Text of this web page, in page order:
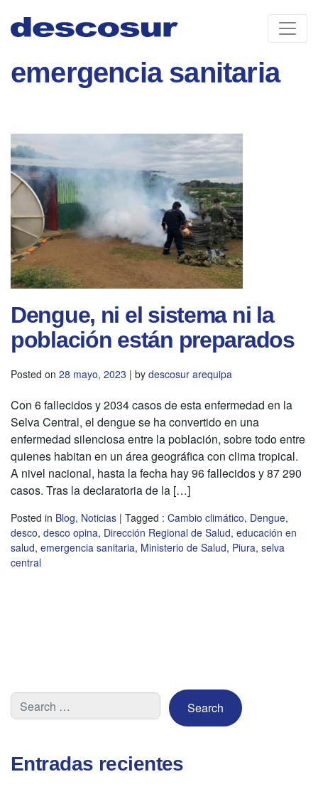
content
emergencia sanitaria
Dengue, ni el sistema ni la
población están preparados
Posted on 28 mayo, 2023 | by descosur arequipa
Con 6 fallecidos y 2034 casos de esta enfermedad en la
Selva Central, el dengue se ha convertido en una
enfermedad silenciosa entre la población, sobre todo entre
quienes habitan en un área geográfica con clima tropical.
A nivel nacional, hasta la fecha hay 96 fallecidos y 87 290
casos. Tras la declaratoria de la […]
Posted in Blog, Noticias | Tagged : Cambio climático, Dengue,
desco, desco opina, Dirección Regional de Salud, educación en
salud, emergencia sanitaria, Ministerio de Salud, Piura, selva
central
Entradas recientes